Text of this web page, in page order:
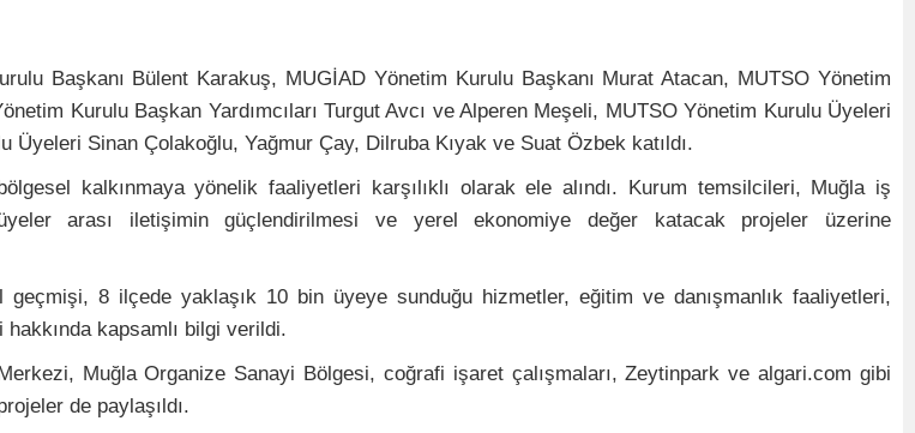
Başkanı Bülent Karakuş, MUGİAD Yönetim Kurulu Başkanı Murat Atacan, MUTSO Yönetim
Kurulu Başkan Yardımcıları Turgut Avcı ve Alperen Meşeli, MUTSO Yönetim Kurulu Üyeleri
Sinan Çolakoğlu, Yağmur Çay, Dilruba Kıyak ve Suat Özbek katıldı.
kalkınmaya yönelik faaliyetleri karşılıklı olarak ele alındı. Kurum temsilcileri, Muğla iş
arası iletişimin güçlendirilmesi ve yerel ekonomiye değer katacak projeler üzerine
geçmişi, 8 ilçede yaklaşık 10 bin üyeye sunduğu hizmetler, eğitim ve danışmanlık faaliyetleri,
kapsamlı bilgi verildi.
Muğla Organize Sanayi Bölgesi, coğrafi işaret çalışmaları, Zeytinpark ve algari.com gibi
de paylaşıldı.